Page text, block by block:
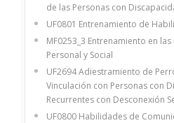
de las Personas con
UF0801 Entrenamiento de
MF0253_3 Entrenamiento en
Personal y Social
UF2694 Adiestramiento de
Vinculación con Personas con
Recurrentes con Desconexión
UF0800 Habilidades de